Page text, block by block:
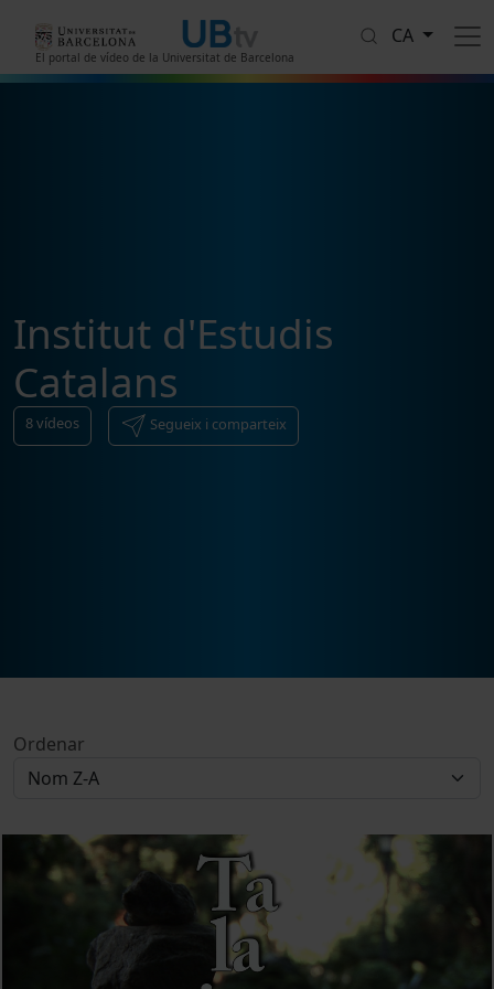
El portal de vídeo de la Universitat de Barcelona
CA
Institut d'Estudis
Catalans
8vídeos Segueix i comparteix
Ordenar